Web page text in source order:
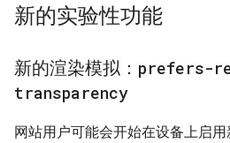
新的实验性功能
新的渲染模拟： prefers-
transparency
网站用户可能会开始在设备上启